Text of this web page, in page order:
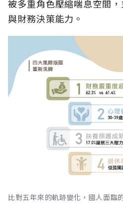
被多重角色壓縮喘息空間
與財務決策能力。
比對五年來的軌跡變化，國人面臨